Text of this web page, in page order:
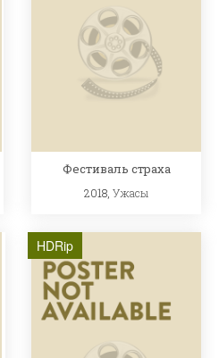
Фестиваль страха
2018,Ужасы
HDRip